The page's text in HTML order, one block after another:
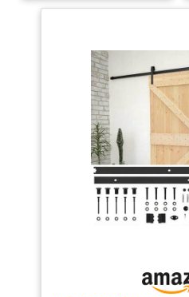
mettre en place rapidement une
solution pratique et esthétique
au quotidien Pratique et
fonctionnelle, cette porte
coulissante est équipée d'un
guide au sol et de 2 poignées
pour une utilisation simple et
confortable au quotidien
Dimensions globales : L.83 x
l.4 x H.204 cm - Kit porte
coulissante effet bois avec rail,
fixations, guide au sol et 2
poignées